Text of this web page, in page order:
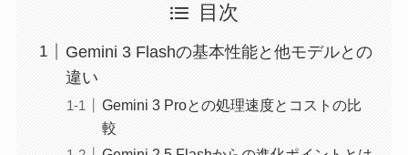
目次
Gemini 3 Flashの基本性能と他モデルとの
違い
Gemini 3 Proとの処理速度とコストの比
較